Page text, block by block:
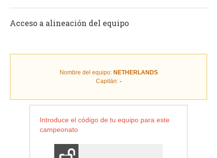
Acceso a alineación del equipo
Nombre del equipo: NETHERLANDS
Capitán: -
Introduce el código de tu equipo para este
campeonato